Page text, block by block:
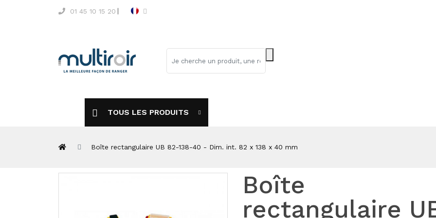
01 45 10 15 20
TOUS LES PRODUITS
Boîte rectangulaire UB 82-138-40 - Dim. int. 82 x 138 x 40 mm
Boîte
rectangulaire